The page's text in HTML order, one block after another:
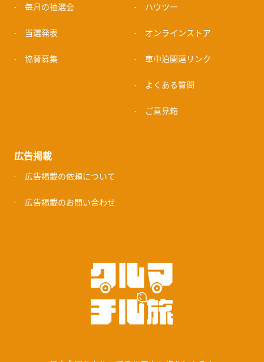
毎月の抽選会
当選発表
協賛募集
ハウツー
オンラインストア
車中泊関連リンク
よくある質問
ご意見箱
広告掲載
広告掲載の依頼について
広告掲載のお問い合わせ